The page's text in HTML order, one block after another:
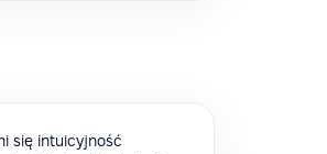
się intuicyjność